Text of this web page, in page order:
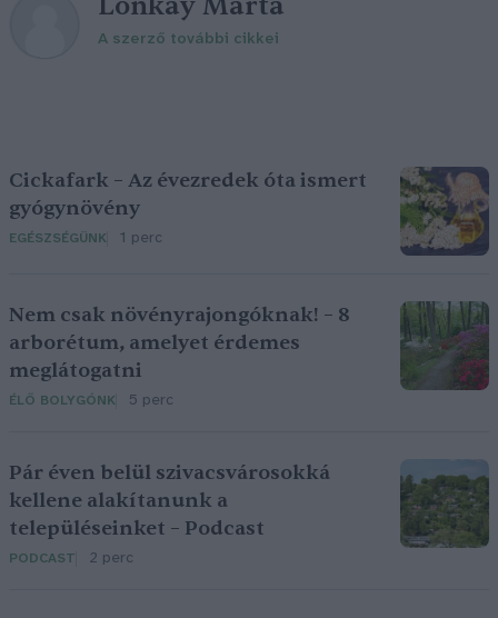
A szerző további cikkei
Cickafark – Az évezredek óta ismert
gyógynövény
EGÉSZSÉGÜNK 1 perc
Nem csak növényrajongóknak! – 8
arborétum, amelyet érdemes
meglátogatni
ÉLŐ BOLYGÓNK 5 perc
Pár éven belül szivacsvárosokká
kellene alakítanunk a
településeinket – Podcast
PODCAST 2 perc